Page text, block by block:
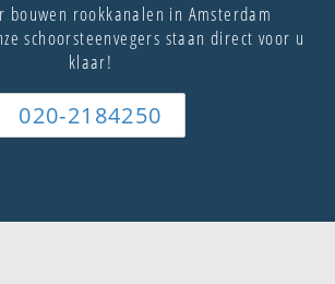
bouwen rookkanalen in Amsterdam
schoorsteenvegers staan direct voor u
klaar!
020-2184250